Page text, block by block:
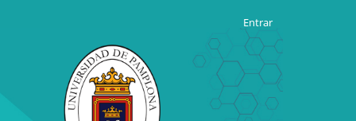
Entrar